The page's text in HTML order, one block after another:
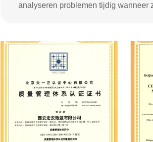
analyseren problemen tijdig wanneer